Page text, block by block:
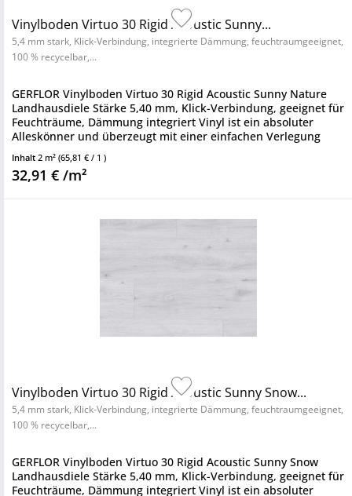
Vinylboden Virtuo 30 Rigid Acoustic Sunny...
5,4 mm stark, Klick-Verbindung, integrierte Dämmung, feuchtraumgeeignet,
100 % recycelbar,...
GERFLOR Vinylboden Virtuo 30 Rigid Acoustic Sunny Nature
Landhausdiele Stärke 5,40 mm, Klick-Verbindung, geeignet für
Feuchträume, Dämmung integriert Vinyl ist ein absoluter
Alleskönner und überzeugt mit einer einfachen Verlegung
Inhalt 2 m² (65,81 € / 1 )
32,91 € /m²
Vinylboden Virtuo 30 Rigid Acoustic Sunny Snow...
5,4 mm stark, Klick-Verbindung, integrierte Dämmung, feuchtraumgeeignet,
100 % recycelbar,...
GERFLOR Vinylboden Virtuo 30 Rigid Acoustic Sunny Snow
Landhausdiele Stärke 5,40 mm, Klick-Verbindung, geeignet für
Feuchträume, Dämmung integriert Vinyl ist ein absoluter